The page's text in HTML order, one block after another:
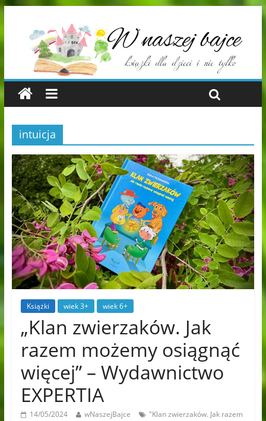
intuicja
Książki wiek 3+ wiek 6+
„Klan zwierzaków. Jak
razem możemy osiągnąć
więcej” – Wydawnictwo
EXPERTIA
14/05/2024 wNaszejBajce
"Klan zwierzaków. Jak razem